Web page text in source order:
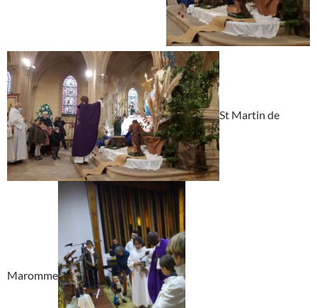
St Martin de
Maromme